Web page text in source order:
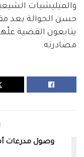
والميليشيات
حسن الحوالة بعد
يتابعون القضية
مصادرته.
وصول مدرعات